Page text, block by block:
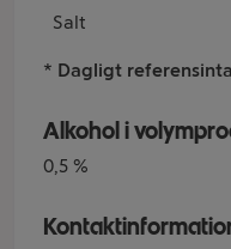
Salt
* Dagligt
Alkohol i
0,5 %